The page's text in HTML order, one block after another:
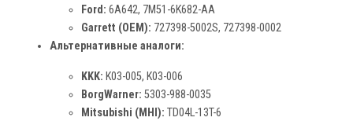
Ford: 6A642, 7M51-6K682-AA
Garrett (OEM): 727398-5002S, 727398-0002
Альтернативные аналоги:
KKK: K03-005, K03-006
BorgWarner: 5303-988-0035
Mitsubishi (MHI): TD04L-13T-6